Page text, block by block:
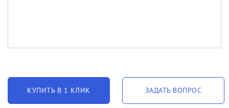
КУПИТЬ В 1 КЛИК ЗАДАТЬ ВОПРОС